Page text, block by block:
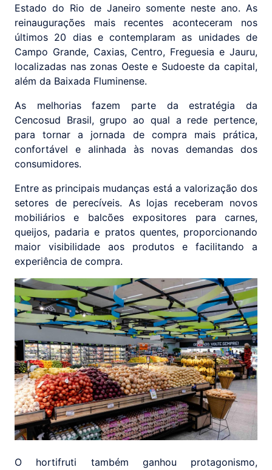
Estado do Rio de Janeiro somente neste ano. As
reinaugurações mais recentes aconteceram nos
últimos 20 dias e contemplaram as unidades de
Campo Grande, Caxias, Centro, Freguesia e Jauru,
localizadas nas zonas Oeste e Sudoeste da capital,
além da Baixada Fluminense.
As melhorias fazem parte da estratégia da
Cencosud Brasil, grupo ao qual a rede pertence,
para tornar a jornada de compra mais prática,
confortável e alinhada às novas demandas dos
consumidores.
Entre as principais mudanças está a valorização dos
setores de perecíveis. As lojas receberam novos
mobiliários e balcões expositores para carnes,
queijos, padaria e pratos quentes, proporcionando
maior visibilidade aos produtos e facilitando a
experiência de compra.
O hortifruti também ganhou protagonismo,